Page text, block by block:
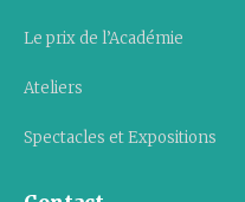
Le prix de l’Académie
Ateliers
Spectacles et Expositions